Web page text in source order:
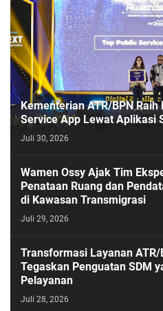
Kementerian ATR/BPN
Service App Lewat Aplikasi
Juli 30, 2026
Wamen Ossy Ajak Tim
Penataan Ruang dan
di Kawasan Transmigrasi
Juli 29, 2026
Transformasi Layanan
Tegaskan Penguatan SDM
Pelayanan
Juli 28, 2026